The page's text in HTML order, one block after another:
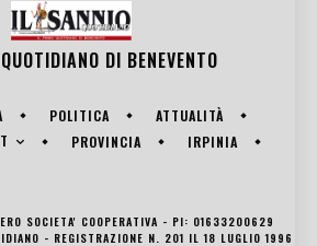
DI BENEVENTO
POLITICA
ATTUALITÀ
PROVINCIA
IRPINIA
SOCIETA' COOPERATIVA - PI: 01633200629
- REGISTRAZIONE N. 201 IL 18 LUGLIO 1996